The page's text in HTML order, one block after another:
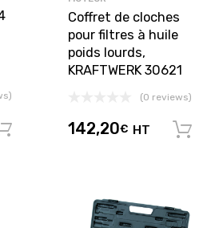
Ajouter au panier
Coffret de cloches
pour filtres à huile
poids lourds,
KRAFTWERK 30621
(0 reviews)
142,20€ HT